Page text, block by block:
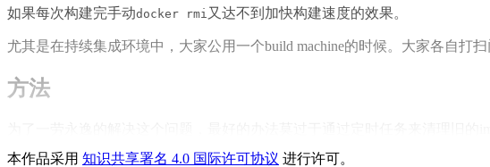
如果每次构建完手动docker rmi 又达不到加快构建速度的效果。
尤其是在持续集成环境中，大家公用一个build machine的时候。大家各自打
方法
本作品采用 知识共享署名 4.0 国际许可协议 进行许可。